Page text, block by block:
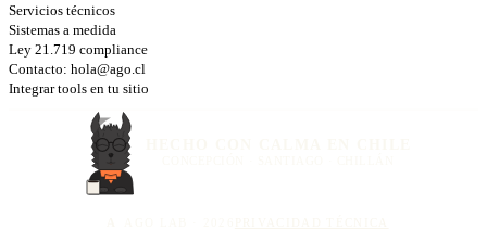
Servicios técnicos
Sistemas a medida
Ley 21.719 compliance
Contacto: hola@ago.cl
Integrar tools en tu sitio